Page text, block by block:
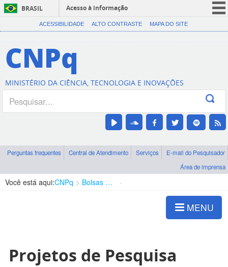
BRASIL
Acesso à informação
CORONAVÍRUS (COVID-19)
Canais
ACESSIBILIDADE ALTO CONTRASTE MAPA DO SITE
CNPq
MINISTÉRIO DA CIÊNCIA, TECNOLOGIA E INOVAÇÕES
Perguntas frequentes Central de Atendimento Serviços
E-mail do Pesquisador
Área de imprensa
Você está aqui:CNPq Bolsas e Auxílios Vigentes
MENU
Projetos de Pesquisa